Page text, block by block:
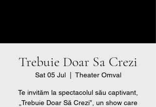
Trebuie Doar Sa Crezi
Sat 05 Jul
  |
Theater Omval
Te invităm la spectacolul său captivant,
„Trebuie Doar Să Crezi”, un show care